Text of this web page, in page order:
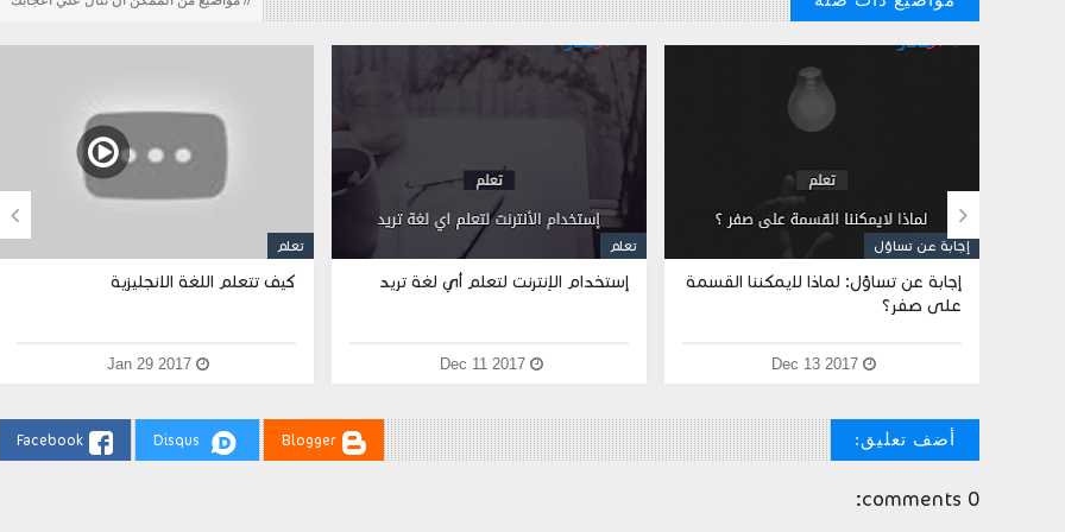
إجابة عن تساؤل
إجابة عن تساؤل: لماذا لايمكننا القسمة
على صفر؟
تعلم
إستخدام الإنترنت لتعلم أي لغة تريد
Dec 11 2017
تعلم
كيف تتعلم اللغة الانجليزية
 
أضف تعليق: Blogger
Disqus
Facebook
0 comments: